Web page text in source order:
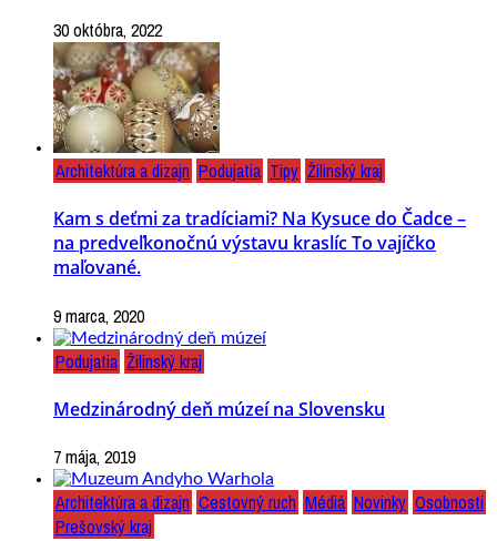
30 októbra, 2022
Architektúra a dizajn Podujatia Tipy Žilinský kraj
Kam s deťmi za tradíciami? Na Kysuce do Čadce –
na predveľkonočnú výstavu kraslíc To vajíčko
maľované.
9 marca, 2020
Podujatia Žilinský kraj
Medzinárodný deň múzeí na Slovensku
7 mája, 2019
Architektúra a dizajn Cestovný ruch Médiá Novinky Osobnosti
Prešovský kraj